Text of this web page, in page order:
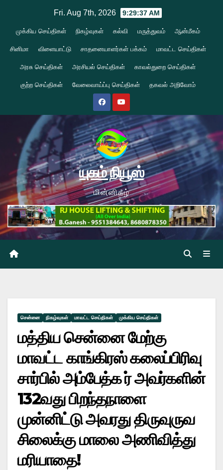
content
Fri. Aug 7th, 2026 9:29:37 AM
முக்கிய செய்திகள் நிகழ்வுகள் கல்வி மருத்துவம் ஆன்மீகம்
சினிமா விளையாட்டு சாதனையாளர்கள் பக்கம் மாவட்ட செய்திகள்
அரசு செய்திகள் அரசியல் செய்திகள் காவல்துறை செய்திகள்
குற்ற செய்திகள் வேலைவாய்ப்பு செய்திகள் தகவல் அறிவோம்
யுகம் நியூஸ்
மின்னிதழ்
சென்னை நிகழ்வுகள் மாவட்ட செய்திகள் முக்கிய செய்திகள்
மத்திய சென்னை மேற்கு
மாவட்ட காங்கிரஸ் கலைப்பிரிவு
சார்பில் அம்பேத்க ர் அவர்களின்
132வது பிறந்தநாளை
முன்னிட்டு அவரது திருவுருவ
சிலைக்கு மாலை அணிவித்து
மரியாதை!